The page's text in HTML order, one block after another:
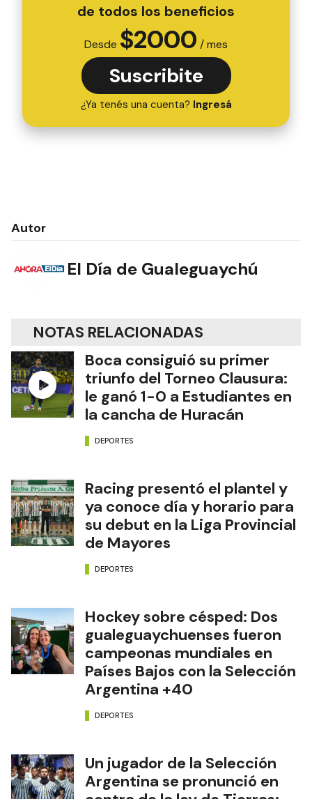
de todos los beneficios
Desde $2000 / mes
Suscribite
¿Ya tenés una cuenta? Ingresá
Autor
El Día de Gualeguaychú
NOTAS RELACIONADAS
Boca consiguió su primer
triunfo del Torneo Clausura:
le ganó 1-0 a Estudiantes en
la cancha de Huracán
DEPORTES
Racing presentó el plantel y
ya conoce día y horario para
su debut en la Liga Provincial
de Mayores
DEPORTES
Hockey sobre césped: Dos
gualeguaychuenses fueron
campeonas mundiales en
Países Bajos con la Selección
Argentina +40
DEPORTES
Un jugador de la Selección
Argentina se pronunció en